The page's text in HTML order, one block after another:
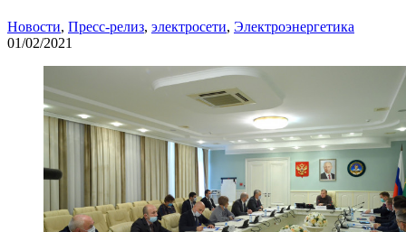
Новости, Пресс-релиз, электросети, Электроэнергетика
01/02/2021